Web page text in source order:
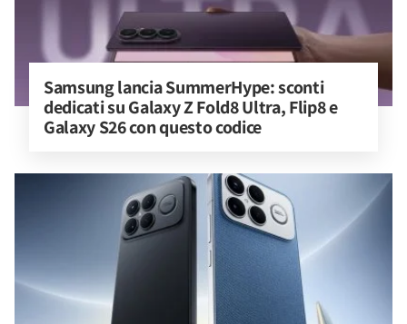
Samsung lancia SummerHype: sconti
dedicati su Galaxy Z Fold8 Ultra, Flip8 e
Galaxy S26 con questo codice